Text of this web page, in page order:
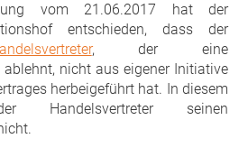
vom 21.06.2017 hat der
entschieden, dass der
, der eine
ablehnt, nicht aus eigener Initiative
herbeigeführt hat. In diesem
Handelsvertreter seinen